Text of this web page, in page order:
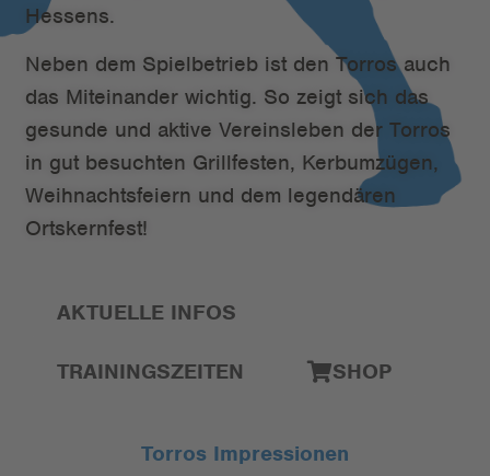
Hessens.
Neben dem Spielbetrieb ist den Torros auch
das Miteinander wichtig. So zeigt sich das
gesunde und aktive Vereinsleben der Torros
in gut besuchten Grillfesten, Kerbumzügen,
Weihnachtsfeiern und dem legendären
Ortskernfest!
AKTUELLE INFOS
TRAININGSZEITEN SHOP
Torros Impressionen